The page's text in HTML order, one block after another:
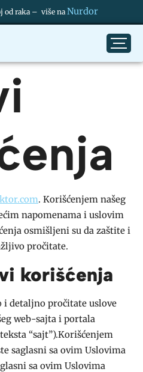
od raka – više na Nurdor
. Korišćenjem našeg
napomenama i uslovim
osmišljeni su da zaštite i
pročitate.
korišćenja
i detaljno pročitate uslove
web-sajta i portala
“sajt”).Korišćenjem
saglasni sa ovim Uslovima
sa ovim Uslovima